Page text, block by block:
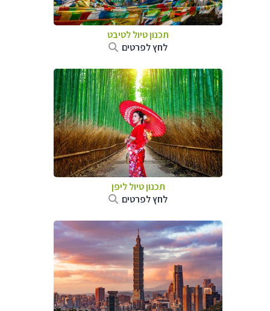
תכנון טיוללטיבט
לחץ לפרטים
תכנון טיולליפן
לחץ לפרטים